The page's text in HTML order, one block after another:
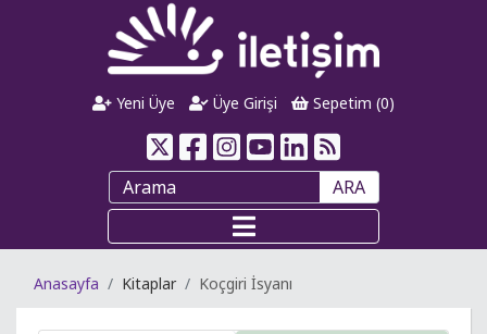
Yeni Üye Üye Girişi Sepetim (0)
ARA
Anasayfa Kitaplar Koçgiri İsyanı